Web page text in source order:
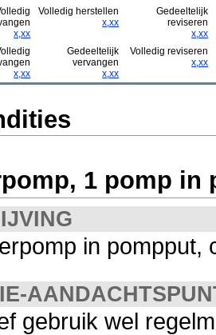
x,xx
Volledig herstellen
x,xx
Gedeeltelijk
reviseren
x,xx
x,xx
Gedeeltelijk
vervangen
x,xx
Volledig reviseren
x,xx
1 pomp in
in pompput,
gebruik wel